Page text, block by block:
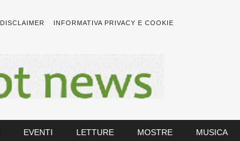
DISCLAIMER INFORMATIVA PRIVACY E COOKIE
EVENTI LETTURE MOSTRE MUSICA